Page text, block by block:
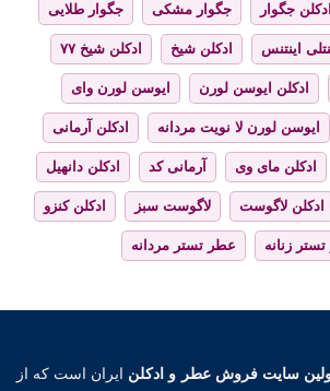
ادکلن جگوار جگوار مشکی جگوار طلایی
اینتنس ادکلن شیخ ادکلن شیخ ۷۷
ادکلن ایوسن لورن ایوسن لورن وای
ایوسن لورن لا نویت مردانه ادکلن آرمانی
ادکلن مای وی آرمانی کد ادکلن دانهیل
ادکلن لاگوست لاگوست سبز ادکلن کنزو
زنانه عطر تستر مردانه
سایت فروش عطر و ادکلن ایران است که از